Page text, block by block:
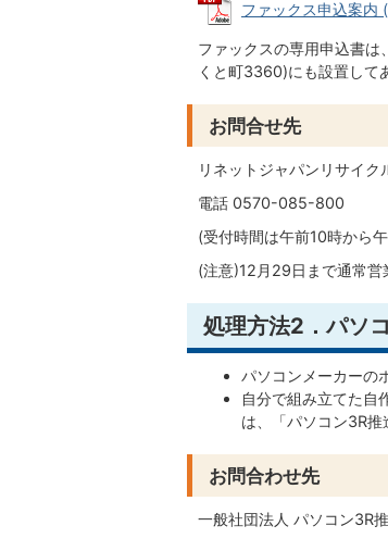
ファックス申込案内
ファックスの専用申込書
くと町3360)にも設置して
お問合せ先
リネットジャパンリサイク
電話 0570-085-800
(受付時間は午前10時から
(注意)12月29日まで通常
処理方法2．パソ
パソコンメーカーの
自分で組み立てた自
は、「パソコン3R推
お問合わせ先
一般社団法人 パソコン3R